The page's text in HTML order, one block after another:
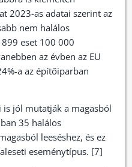
2023-as adatai szerint az
nem halálos
eset 100 000
az évben az EU
a az építőiparban
jól mutatják a magasból
35 halálos
leeséshez, és ez
eseménytípus. [7]